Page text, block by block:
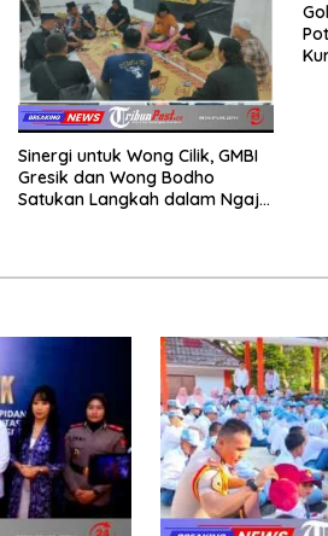
Sinergi untuk Wong Cilik, GMBI
Gresik dan Wong Bodho
Satukan Langkah dalam Ngaji